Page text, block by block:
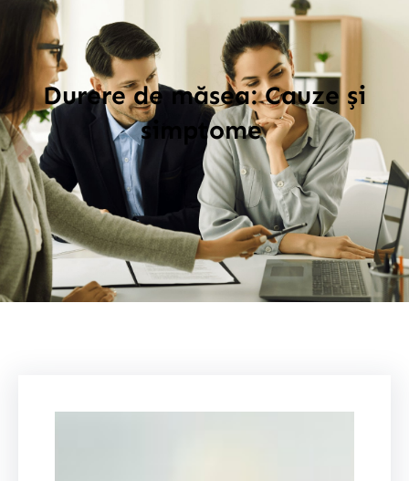
Durere de măsea: Cauze și
simptome